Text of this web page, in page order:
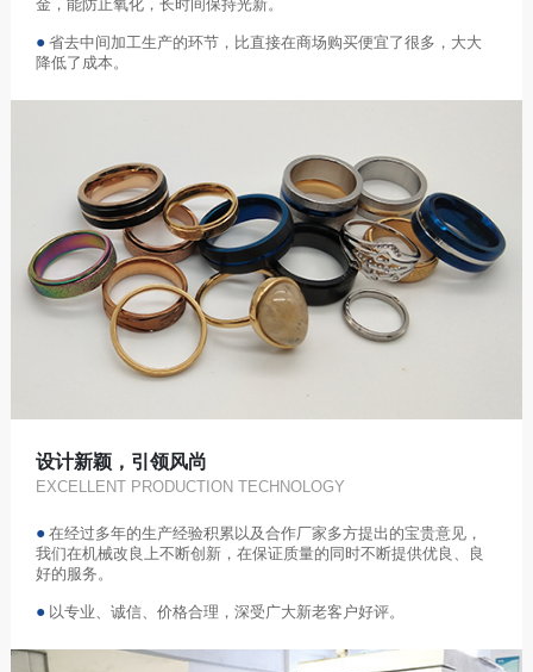
金，能防止氧化，长时间保持光新。
● 省去中间加工生产的环节，比直接在商场购买便宜了很多，大大
降低了成本。
设计新颖，引领风尚
EXCELLENT PRODUCTION TECHNOLOGY
● 在经过多年的生产经验积累以及合作厂家多方提出的宝贵意见，
我们在机械改良上不断创新，在保证质量的同时不断提供优良、良
好的服务。
● 以专业、诚信、价格合理，深受广大新老客户好评。